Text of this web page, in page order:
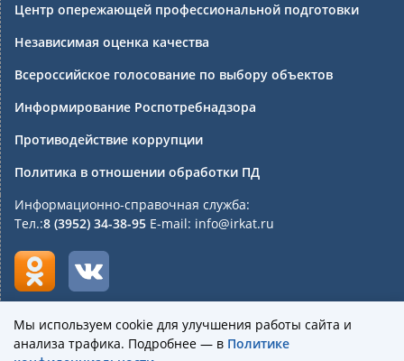
Центр опережающей профессиональной подготовки
Независимая оценка качества
Всероссийское голосование по выбору объектов
Информирование Роспотребнадзора
Противодействие коррупции
Политика в отношении обработки ПД
Информационно-справочная служба:
Тел.:8 (3952) 34-38-95 E-mail: info@irkat.ru
Мы используем cookie для улучшения работы сайта и
анализа трафика. Подробнее — в Политике